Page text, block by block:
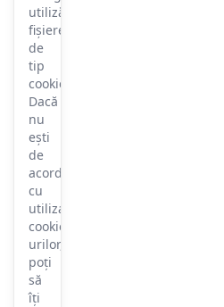
utilizăm
fișiere
de
tip
cookie.
Dacă
nu
ești
de
acord
cu
utilizarea
cookie-
urilor,
poți
să
îți